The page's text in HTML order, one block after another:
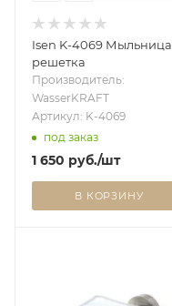
Isen K-4069 Мыльница
решетка
Производитель:
WasserKRAFT
Артикул: K-4069
под заказ
1 650 руб./шт
В КОРЗИНУ